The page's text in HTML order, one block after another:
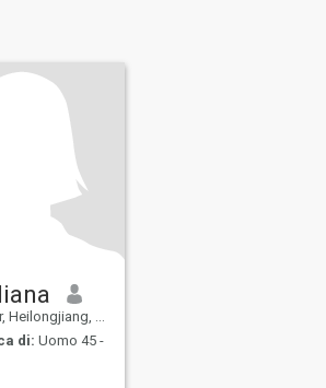
Cina
di: Uomo 45 -